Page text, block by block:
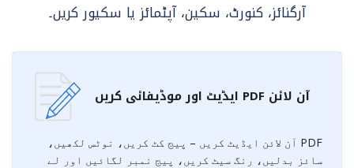
آرگنائز، کنورٹ، سکین، آپٹمائز یا سکیور کریں۔
آن لائن PDF ایڈیٹ اور موڈیفائی کریں
PDF آن لائن ایڈیٹ کریں – پیج کٹ کریں، نوٹس لکھیں،
سائز بدلیں، رنگ سیٹ کریں، پیج نمبر لگائیں اور لے